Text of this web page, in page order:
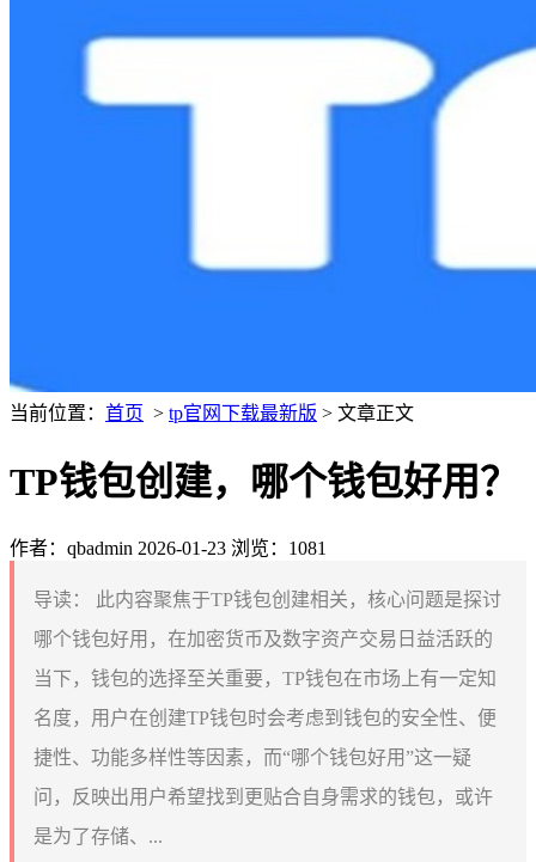
当前位置： 首页 > tp官网下载最新版 > 文章正文
TP钱包创建，哪个钱包好用？
作者：qbadmin 2026-01-23 浏览：1081
导读：
此内容聚焦于TP钱包创建相关，核心问题是探讨
哪个钱包好用，在加密货币及数字资产交易日益活跃的
当下，钱包的选择至关重要，TP钱包在市场上有一定知
名度，用户在创建TP钱包时会考虑到钱包的安全性、便
捷性、功能多样性等因素，而“哪个钱包好用”这一疑
问，反映出用户希望找到更贴合自身需求的钱包，或许
是为了存储、...